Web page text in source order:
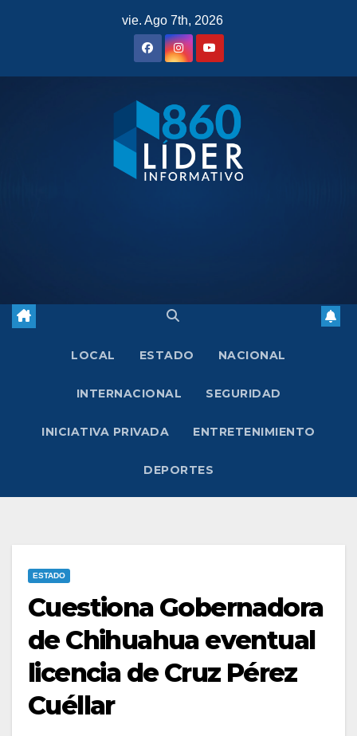
vie. Ago 7th, 2026
LOCAL ESTADO NACIONAL
INTERNACIONAL SEGURIDAD
INICIATIVA PRIVADA ENTRETENIMIENTO
DEPORTES
ESTADO
Cuestiona Gobernadora
de Chihuahua eventual
licencia de Cruz Pérez
Cuéllar